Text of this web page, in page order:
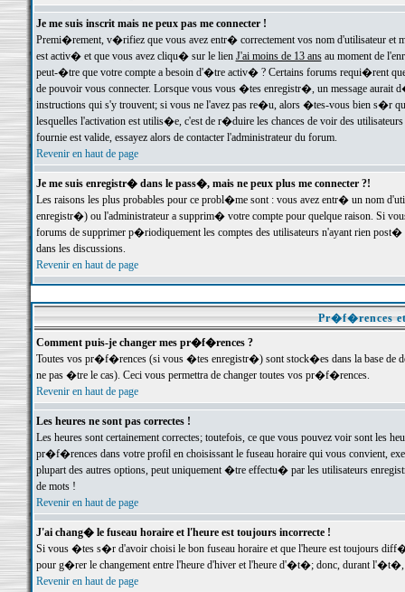
Je me suis inscrit mais ne peux pas me connecter !
Premi�rement, v�rifiez que vous avez entr� correctement vos nom d'utilisateur
est activ� et que vous avez cliqu� sur le lien J'ai moins de 13 ansau moment de
peut-�tre que votre compte a besoin d'�tre activ� ? Certains forums requi�rent
de pouvoir vous connecter. Lorsque vous vous �tes enregistr�, un message aurait
instructions qui s'y trouvent; si vous ne l'avez pas re�u, alors �tes-vous bien s�r
lesquelles l'activation est utilis�e, c'est de r�duire les chances de voir des
fournie est valide, essayez alors de contacter l'administrateur du forum.
Revenir en haut de page
Je me suis enregistr� dans le pass�, mais ne peux plus me connecter ?!
Les raisons les plus probables pour ce probl�me sont : vous avez entr� un nom
enregistr�) ou l'administrateur a supprim� votre compte pour quelque raison. Si
forums de supprimer p�riodiquement les comptes des utilisateurs n'ayant rien
dans les discussions.
Revenir en haut de page
Pr�f�rences
Comment puis-je changer mes pr�f�rences ?
Toutes vos pr�f�rences (si vous �tes enregistr�) sont stock�es dans la base de
ne pas �tre le cas). Ceci vous permettra de changer toutes vos pr�f�rences.
Revenir en haut de page
Les heures ne sont pas correctes !
Les heures sont certainement correctes; toutefois, ce que vous pouvez voir sont
pr�f�rences dans votre profil en choisissant le fuseau horaire qui vous convient,
plupart des autres options, peut uniquement �tre effectu� par les utilisateurs
de mots !
Revenir en haut de page
J'ai chang� le fuseau horaire et l'heure est toujours incorrecte !
Si vous �tes s�r d'avoir choisi le bon fuseau horaire et que l'heure est toujours
pour g�rer le changement entre l'heure d'hiver et l'heure d'�t�; donc, durant
Revenir en haut de page